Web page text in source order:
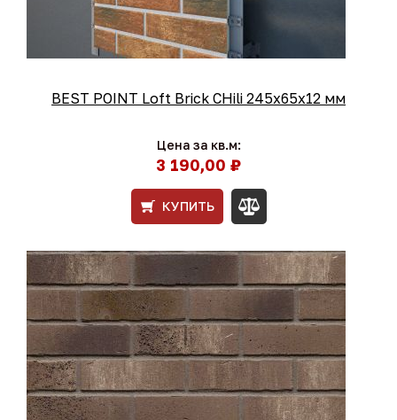
BEST POINT Loft Brick CHili 245x65x12 мм
Цена за кв.м:
3 190,00 ₽
КУПИТЬ